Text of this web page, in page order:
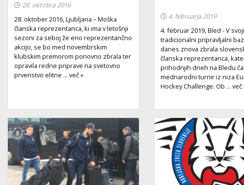
28. oktobra 2016
28. oktober 2016, Ljubljana – Moška
članska reprezentanca, ki ima v letošnji
sezoni za seboj že eno reprezentančno
akcijo, se bo med novembrskim
klubskim premorom ponovno zbrala ter
opravila redne priprave na svetovno
prvenstvo elitne ... več »
4. februarja 2019
4. februar 2019, Bled - V svoji
tradicionalni pripravljalni
danes znova zbrala
članska reprezentanca,
prihodnjih dneh na Bledu
mednarodni turnir iz niza
Hockey Challenge. Ob ... več